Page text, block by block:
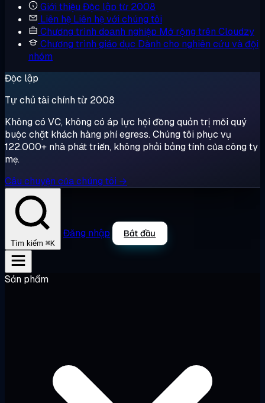
Giới thiệu Độc lập từ 2008
Liên hệ Liên hệ với chúng tôi
Chương trình doanh nghiệp Mở rộng trên Cloudzy
Chương trình giáo dục Dành cho nghiên cứu và đội
nhóm
Độc lập
Tự chủ tài chính từ 2008
Không có VC, không có áp lực hội đồng quản trị mỗi quý
buộc chặt khách hàng phí egress. Chúng tôi phục vụ
122.000+ nhà phát triển, không phải bảng tính của công ty
mẹ.
Câu chuyện của chúng tôi →
Tìm kiếm ⌘K
Đăng nhập Bắt đầu
Sản phẩm